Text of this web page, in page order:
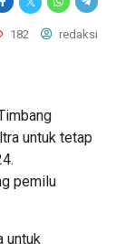
182 redaksi
untuk tetap
pemilu
untuk